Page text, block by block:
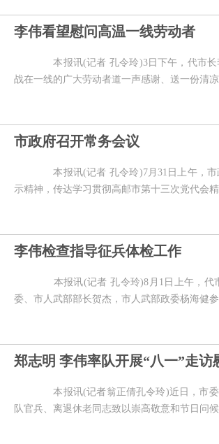
李伟看望慰问高温一线劳动者
本报讯(记者 孔令玲)3日下午，代市长
战在一线的广大劳动者道一声感谢、送一份
市政府召开常务会议
本报讯(记者 孔令玲)7月31日上午，市
示精神，传达学习贯彻高邮市第十三次党代会
李伟检查指导征兵体检工作
本报讯(记者 孔令玲)8月1日上午，代
委、市人武部部长贺杰，市人武部政委杨海
郑志明 李伟率队开展“八一”走访
本报讯(记者翁正倩孔令玲)近日，市委
队官兵、离退休老同志致以崇高敬意和节日问